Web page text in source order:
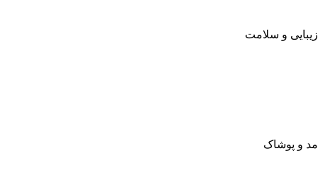
زیبایی و سلامت
مد و پوشاک